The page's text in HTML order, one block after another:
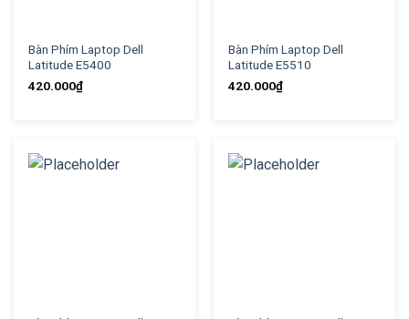
Bàn Phím Laptop Dell
Latitude E5400
420.000₫
Bàn Phím Laptop Dell
Latitude E5510
420.000₫